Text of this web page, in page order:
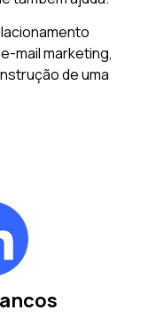
mail marketing,
de uma